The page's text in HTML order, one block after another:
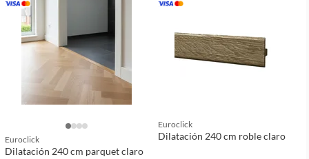
Euroclick
Dilatación 240 cm parquet claro
Euroclick
Dilatación 240 cm roble claro